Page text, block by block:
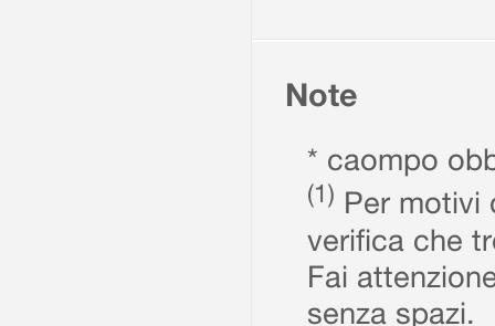
Note
* caompo
(1) Per motivi
verifica che
Fai
senza spazi.